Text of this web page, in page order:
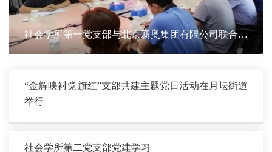
社会学所第一党支部与北京新奥集团有限公司联合举
办主题党日活动
“金辉映衬党旗红”支部共建主题党日活动在月坛街道
举行
社会学所第二党支部党建学习